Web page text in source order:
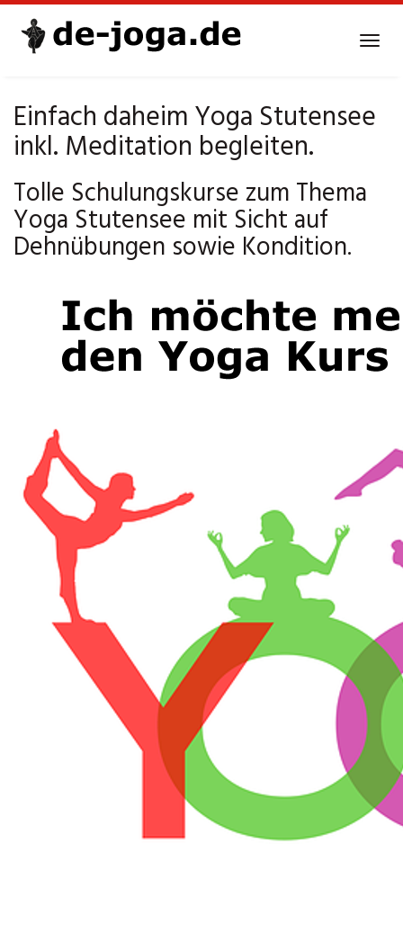
Einfach daheim Yoga Stutensee
inkl. Meditation begleiten.
Tolle Schulungskurse zum Thema
Yoga Stutensee mit Sicht auf
Dehnübungen sowie Kondition.